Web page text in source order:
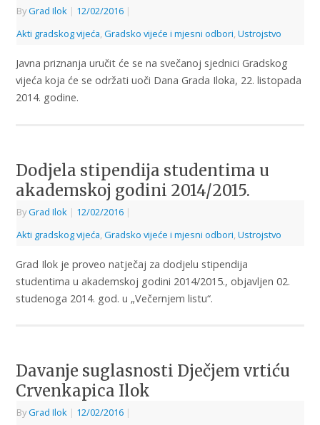
ByGrad Ilok | 12/02/2016 |
Akti gradskog vijeća, Gradsko vijeće i mjesni odbori, Ustrojstvo
Javna priznanja uručit će se na svečanoj sjednici Gradskog
vijeća koja će se održati uoči Dana Grada Iloka, 22. listopada
2014. godine.
Dodjela stipendija studentima u
akademskoj godini 2014/2015.
ByGrad Ilok | 12/02/2016 |
Akti gradskog vijeća Gradsko vijeće i mjesni odbori Ustrojstvo
Grad Ilok je proveo natječaj za dodjelu stipendija
studentima u akademskoj godini 2014/2015., objavljen 02.
studenoga 2014. god. u „Večernjem listu“.
Davanje suglasnosti Dječjem vrtiću
Crvenkapica Ilok
ByGrad Ilok | 12/02/2016 |